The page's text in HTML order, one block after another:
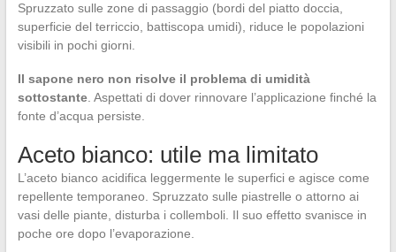
Spruzzato sulle zone di passaggio (bordi del piatto doccia,
superficie del terriccio, battiscopa umidi), riduce le popolazioni
visibili in pochi giorni.
Il sapone nero non risolve il problema di umidità
sottostante. Aspettati di dover rinnovare l’applicazione finché la
fonte d’acqua persiste.
Aceto bianco: utile ma limitato
L’aceto bianco acidifica leggermente le superfici e agisce come
repellente temporaneo. Spruzzato sulle piastrelle o attorno ai
vasi delle piante, disturba i collemboli. Il suo effetto svanisce in
poche ore dopo l’evaporazione.